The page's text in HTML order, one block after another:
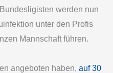
werden nun
unter den Profis
Mannschaft führen.
angeboten haben, auf 30